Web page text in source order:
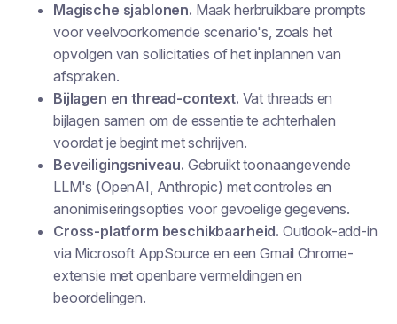
Magische sjablonen. Maak herbruikbare prompts
voor veelvoorkomende scenario's, zoals het
opvolgen van sollicitaties of het inplannen van
afspraken.
Bijlagen en thread-context. Vat threads en
bijlagen samen om de essentie te achterhalen
voordat je begint met schrijven.
Beveiligingsniveau. Gebruikt toonaangevende
LLM's (OpenAI, Anthropic) met controles en
anonimiseringsopties voor gevoelige gegevens.
Cross-platform beschikbaarheid. Outlook-add-in
via Microsoft AppSource en een Gmail Chrome-
extensie met openbare vermeldingen en
beoordelingen.